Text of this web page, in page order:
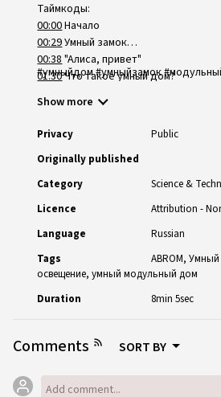
Таймкоды:
00:00Начало
00:29Умный замок
00:38"Алиса, привет"
01:30Что такое умный дом?
01:49
02:20Управление шторами
02:49
Доп. приборы умного дома
Микроклимат
04:12Безопасность
04:56Сценарии умного дома
#умныйдом #умныйзамок
Show more
Privacy
Public
Originally published
Category
Science &
Licence
Attribution -
Language
Russian
Tags
ABROM
освещение умный модульный дом
Duration
8min 5sec
Comments SORT BY